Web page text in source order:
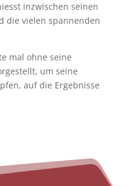
inzwischen seinen
die vielen spannenden
mal ohne seine
um seine
auf die Ergebnisse